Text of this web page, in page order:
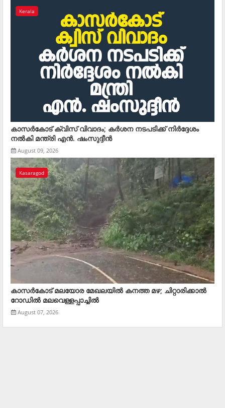
Kerala
കാസര്‍കോട് ക്വിസ് വിവാദം; കര്‍ശന നടപടിക്ക് നിര്‍ദ്ദേശം
നല്‍കി മന്ത്രി എന്‍. ഷംസുദ്ദീന്‍
August 09, 2026
Kasaragod
കാസര്‍കോട് മലയോര മേഖലയില്‍ കനത്ത മഴ; ചിറ്റാരിക്കാല്‍
റോഡില്‍ മലവെള്ളപ്പാച്ചില്‍
August 07, 2026